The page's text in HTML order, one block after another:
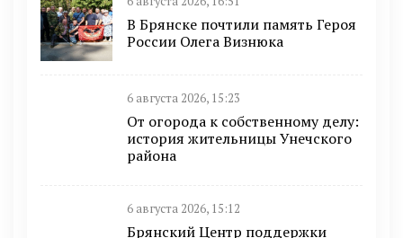
В Брянске почтили память Героя
России Олега Визнюка
6 августа 2026, 15:23
От огорода к собственному делу:
история жительницы Унечского
района
6 августа 2026, 15:12
Брянский Центр поддержки